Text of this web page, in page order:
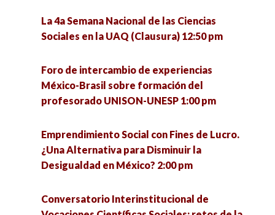
Conversatorio en torno a las experiencias de
defensa de la vida de la Comunidad Ecológica
Análisis de la implementación del acuerdo del
tercer país seguro en Guatemala 5:00 pm
La resiliencia como eje para enfrentar el futuro
desde las personas mayores (1) 5:00 pm
Metodología cualitativa, grupo de trabajo
colaborativo para la mejora de la gestión e
La media naranja: el mito del amor como
completud 4:00 pm
Migración en tiempos del COVID-19 4:00 pm
Un acercamiento básico a la perspectiva de
común? 4:00 pm
La 4a Semana Nacional de las Ciencias
Sociales en la UAQ (Clausura) 12:50 pm
Foro de intercambio de experiencias
México-Brasil sobre formación del
profesorado UNISON-UNESP 1:00 pm
Emprendimiento Social con Fines de Lucro.
¿Una Alternativa para Disminuir la
Desigualdad en México? 2:00 pm
Conversatorio Interinstitucional de